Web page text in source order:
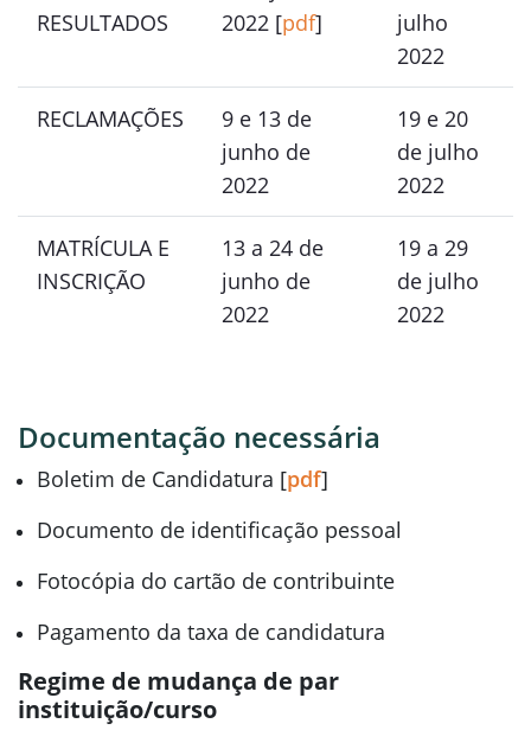
RESULTADOS
2022 [pdf]
julho
2022
RECLAMAÇÕES
9 e 13 de
junho de
2022
19 e 20
de julho
2022
MATRÍCULA E
INSCRIÇÃO
13 a 24 de
junho de
2022
19 a 29
de julho
2022
Documentação necessária
Boletim de Candidatura [pdf]
Documento de identificação pessoal
Fotocópia do cartão de contribuinte
Pagamento da taxa de candidatura
Regime de mudança de par
instituição/curso